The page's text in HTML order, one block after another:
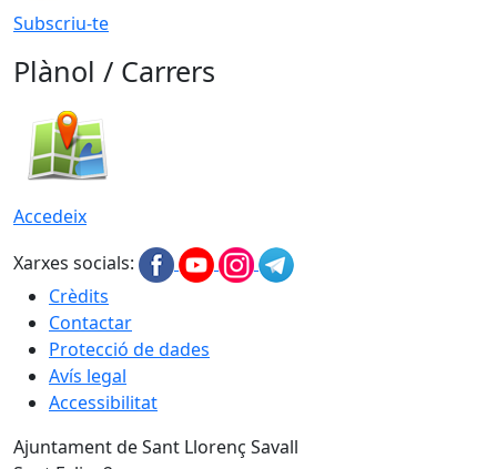
Subscriu-te
Plànol / Carrers
Accedeix
Xarxes socials:
Crèdits
Contactar
Protecció de dades
Avís legal
Accessibilitat
Ajuntament de Sant Llorenç Savall